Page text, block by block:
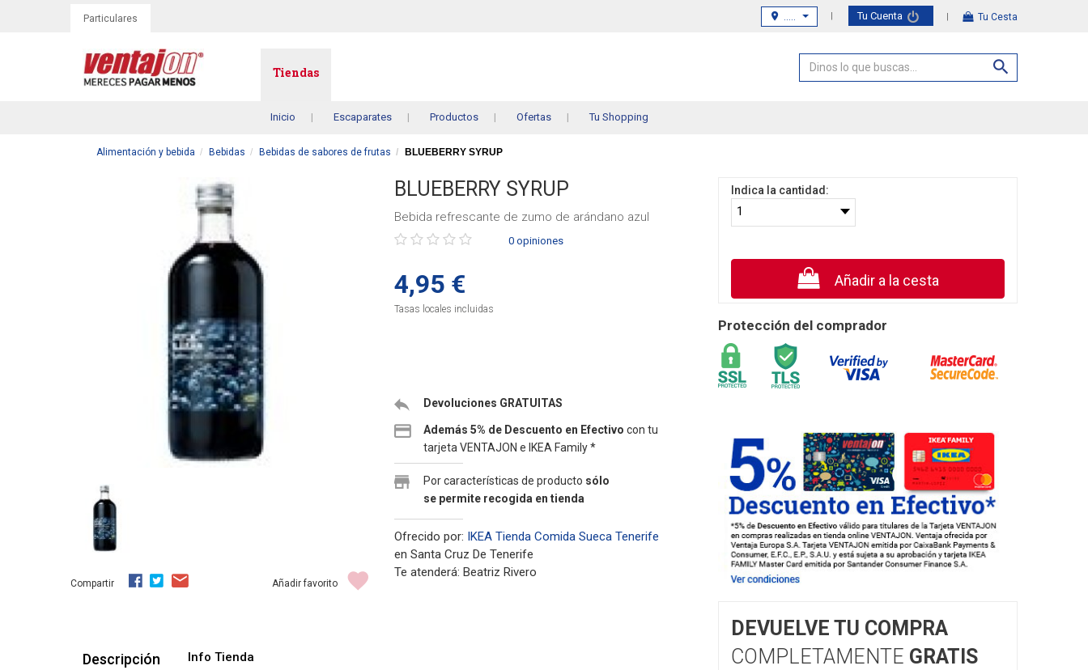
Particulares Tu Cesta
Tu Cuenta
.....
Tiendas
Inicio Escaparates Productos Ofertas Tu Shopping
Alimentación y bebida Bebidas Bebidas de sabores de frutas BLUEBERRY SYRUP
Compartir Añadir favorito
BLUEBERRY SYRUP
Bebida refrescante de zumo de arándano azul
Púntue
producto
0 opiniones
4,95 €
Tasas locales incluidas
Devoluciones GRATUITAS
Además 5% de Descuento en Efectivocon tu
tarjeta VENTAJON e IKEA Family *
Por características de producto sólo
se permite recogida en tienda
Ofrecido por: IKEA Tienda Comida Sueca Tenerife
en Santa Cruz De Tenerife
Te atenderá: Beatriz Rivero
Descripción Info Tienda
Indica la cantidad:
Añadir a la cesta
Protección del comprador
DEVUELVE TU COMPRA
COMPLETAMENTE GRATIS